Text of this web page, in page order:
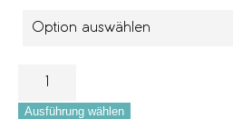
Ausführung wählen